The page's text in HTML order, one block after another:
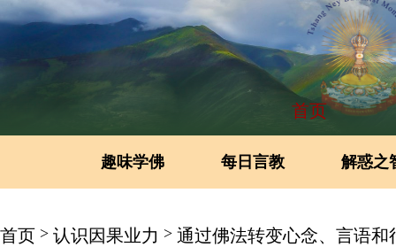
首页
趣味学佛 每日言教 解惑之
首页 > 认识因果业力 > 通过佛法转变心念、言语